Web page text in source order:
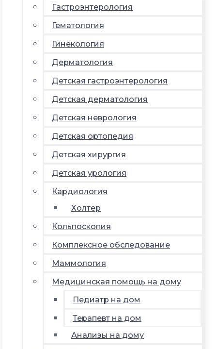
Гастроэнтерология
Гематология
Гинекология
Дерматология
Детская гастроэнтерология
Детская дерматология
Детская неврология
Детская ортопедия
Детская хирургия
Детская урология
Кардиология
Холтер
Кольпоскопия
Комплексное обследование
Маммология
Медицинская помощь на дому
Педиатр на дом
Терапевт на дом
Анализы на дому